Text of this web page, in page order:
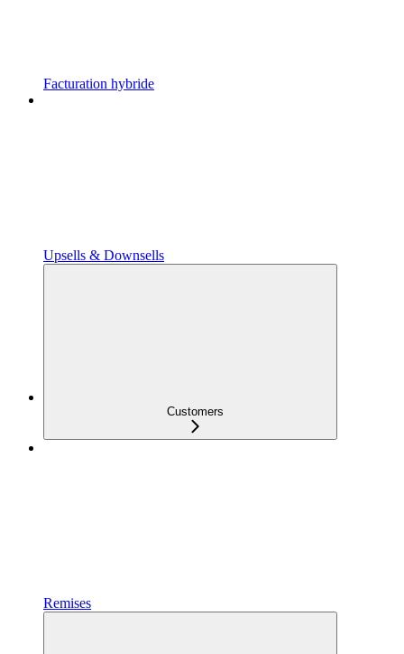
Facturation hybride
Upsells & Downsells
Customers
Remises